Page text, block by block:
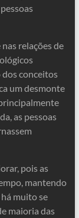
relações de
conceitos
um desmonte
as pessoas
pois as
mantendo
muito se
maioria das